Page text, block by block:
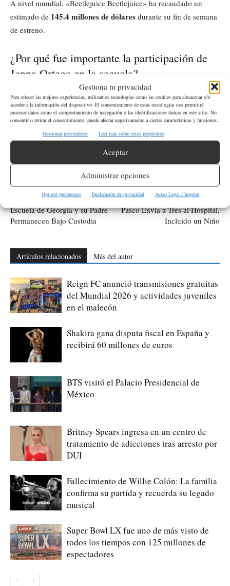
Gestiona tu privacidad
Para ofrecer las mejores experiencias, utilizamos tecnologías como las cookies para almacenar y/o
acceder a la información del dispositivo. El consentimiento de estas tecnologías nos permitirá
procesar datos como el comportamiento de navegación o las identificaciones únicas en este sitio. No
consentir o retirar el consentimiento, puede afectar negativamente a ciertas características y funciones.
Gestionar proveedores
Leer más sobre estos propósitos
Aceptar
Administrar opciones
Opt-out preferences Declaración de privacidad Aviso Legal / Imprint
A nivel mundial, «Beetlejuice Beetlejuice» ha recaudado un
estimado de 145.4 millones de dólares durante su fin de semana
de estreno.
¿Por qué fue importante la participación de
Jenna Ortega en la secuela?
Jenna Ortega fue fundamental para conectar «Beetlejuice
Beetlejuice» con el público menor de 25 años, dado su papel
protagónico y su colaboración previa con Tim Burton.
Espectaculo
Artículo anterior
Sospechoso de Tiroteo en
Escuela de Georgia y su Padre
Permanecen Bajo Custodia
Artículo siguiente
Colisión en Intersección de
Pasco Envía a Tres al Hospital,
Incluido un Niño
Artículos relacionados Más del autor
Reign FC anunció transmisiones gratuitas
del Mundial 2026 y actividades juveniles
en el malecón
Shakira gana disputa fiscal en España y
recibirá 60 millones de euros
BTS visitó el Palacio Presidencial de
México
Britney Spears ingresa en un centro de
tratamiento de adicciones tras arresto por
DUI
Fallecimiento de Willie Colón: La familia
confirma su partida y recuerda su legado
musical
Super Bowl LX fue uno de más visto de
todos los tiempos con 125 millones de
espectadores